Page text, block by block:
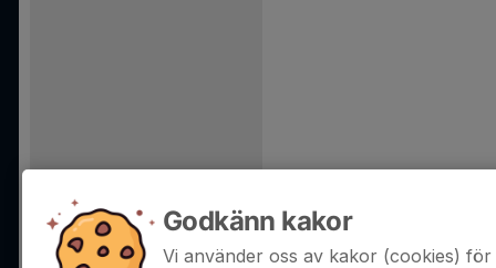
Godkänn kakor
Vi använder oss av kakor (cookies)